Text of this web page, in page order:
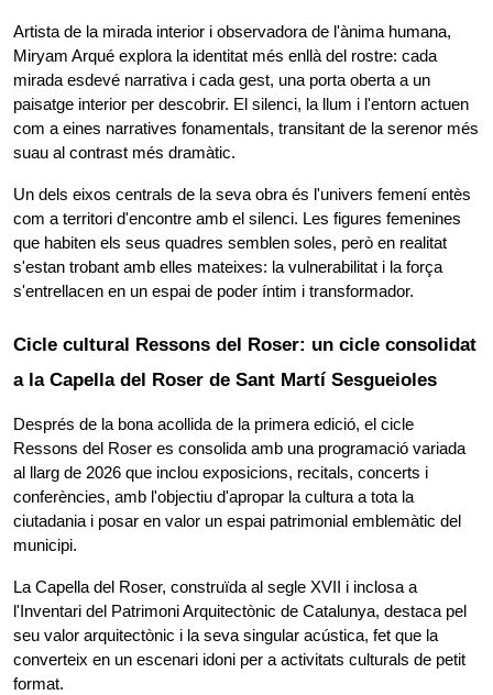
Artista de la mirada interior i observadora de l'ànima humana,
Miryam Arqué explora la identitat més enllà del rostre: cada
mirada esdevé narrativa i cada gest, una porta oberta a un
paisatge interior per descobrir. El silenci, la llum i l'entorn actuen
com a eines narratives fonamentals, transitant de la serenor més
suau al contrast més dramàtic.
Un dels eixos centrals de la seva obra és l'univers femení entès
com a territori d'encontre amb el silenci. Les figures femenines
que habiten els seus quadres semblen soles, però en realitat
s'estan trobant amb elles mateixes: la vulnerabilitat i la força
s'entrellacen en un espai de poder íntim i transformador.
Cicle cultural Ressons del Roser: un cicle consolidat
a la Capella del Roser de Sant Martí Sesgueioles
Després de la bona acollida de la primera edició, el cicle
Ressons del Roser es consolida amb una programació variada
al llarg de 2026 que inclou exposicions, recitals, concerts i
conferències, amb l'objectiu d'apropar la cultura a tota la
ciutadania i posar en valor un espai patrimonial emblemàtic del
municipi.
La Capella del Roser, construïda al segle XVII i inclosa a
l'Inventari del Patrimoni Arquitectònic de Catalunya, destaca pel
seu valor arquitectònic i la seva singular acústica, fet que la
converteix en un escenari idoni per a activitats culturals de petit
format.